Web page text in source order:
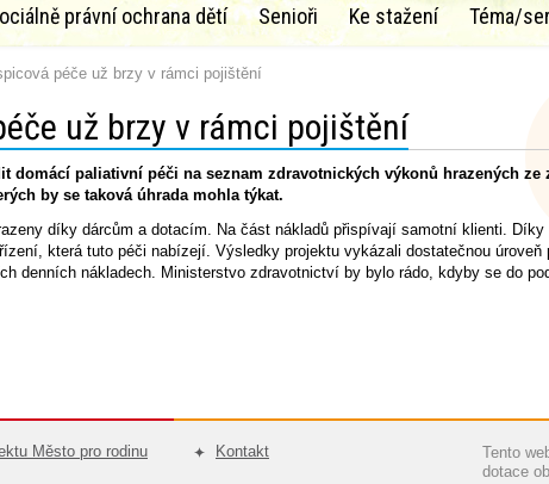
právní ochrana dětí Senioři Ke stažení Téma/
péče už brzy v rámci pojištění
už brzy v rámci pojištění
domácí paliativní péči na seznam zdravotnických výkonů hrazených ze
by se taková úhrada mohla týkat.
díky dárcům a dotacím. Na část nákladů přispívají samotní klienti. Díky
která tuto péči nabízejí. Výsledky projektu vykázali dostatečnou úroveň
denních nákladech. Ministerstvo zdravotnictví by bylo rádo, kdyby se do
Město pro rodinu Kontakt
Tento
dotace